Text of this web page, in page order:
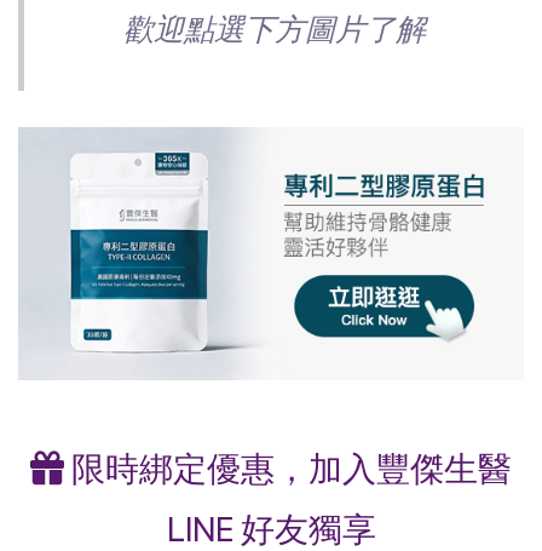
歡迎點選下方圖片了解
限時綁定優惠，加入豐傑生醫
LINE 好友獨享